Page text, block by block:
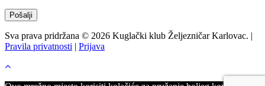
Sva prava pridržana © 2026 Kuglački klub Željezničar Karlovac. |
Pravila privatnosti | Prijava